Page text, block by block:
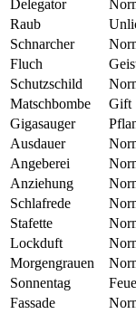
Delegator
Raub
Schnarcher
Fluch
Schutzschild
Matschbombe
Gift
Gigasauger
Ausdauer
Angeberei
Anziehung
Schlafrede
Stafette
Lockduft
Morgengrauen
Sonnentag
Fassade